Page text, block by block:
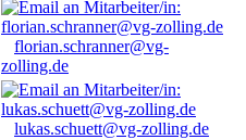
florian.schranner@vg-
zolling.de
lukas.schuett@vg-zolling.de